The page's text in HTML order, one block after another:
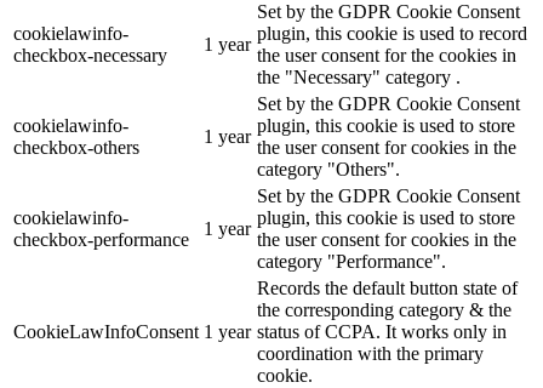
cookielawinfo-
checkbox-necessary
1 year
Set by the GDPR Cookie Consent
plugin, this cookie is used to record
the user consent for the cookies in
the "Necessary" category .
cookielawinfo-
checkbox-others
1 year
Set by the GDPR Cookie Consent
plugin, this cookie is used to store
the user consent for cookies in the
category "Others".
cookielawinfo-
checkbox-performance
1 year
Set by the GDPR Cookie Consent
plugin, this cookie is used to store
the user consent for cookies in the
category "Performance".
CookieLawInfoConsent 1 year
Records the default button state of
the corresponding category & the
status of CCPA. It works only in
coordination with the primary
cookie.